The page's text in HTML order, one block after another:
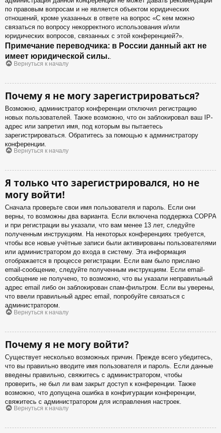
по правовым вопросам и не является объектом юридических
отношений, кроме указанных в ответе на вопрос «С кем можно
связаться по вопросу некорректного использования и/или
юридических вопросов, связанных с этой конференцией?».
Примечание переводчика: в России данный акт не
имеет юридической силы..
Вернуться к началу
Почему я не могу зарегистрироваться?
Возможно, администратор конференции отключил регистрацию
новых пользователей. Также возможно, что он заблокировал ваш IP-
адрес или запретил имя, под которым вы пытаетесь
зарегистрироваться. Обратитесь за помощью к администратору
конференции.
Вернуться к началу
Я только что зарегистрировался, но не
могу войти!
Сначала проверьте свои имя пользователя и пароль. Если они
верны, то возможны два варианта. Если включена поддержка COPPA
и при регистрации вы указали, что вам менее 13 лет, следуйте
полученным инструкциям. На некоторых конференциях требуется,
чтобы все новые учётные записи были активированы пользователями
или администратором до входа в систему. Эта информация
отображается в процессе регистрации. Если вам было прислано
email-сообщение, следуйте полученным инструкциям. Если email-
сообщение не получено, то возможно, что вы указали неправильный
адрес email либо он заблокирован спам-фильтром. Если вы уверены,
что ввели правильный адрес email, попробуйте связаться с
администратором.
Вернуться к началу
Почему я не могу войти?
Существует несколько возможных причин. Прежде всего убедитесь,
что вы правильно вводите имя пользователя и пароль. Если данные
введены правильно, свяжитесь с администратором, чтобы
проверить, не был ли вам закрыт доступ к конференции. Также
возможно, что допущена ошибка в конфигурации конференции,
свяжитесь с администратором для исправления настроек.
Вернуться к началу